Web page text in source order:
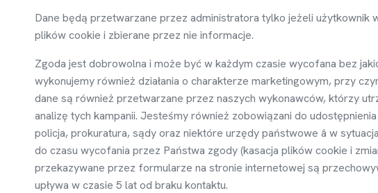
Dane będą przetwarzane przez administratora tylko jeżeli użytkownik
plików cookie i zbierane przez nie informacje.
Zgoda jest dobrowolna i może byćw każdym czasie wycofana bez
wykonujemy również działania o charakterze marketingowym, przy
dane są również przetwarzane przez naszych wykonawców, którzy
analizę tych kampanii. Jesteśmy również zobowiązani do udostę
policja, prokuratura, sądy oraz niektóre urzędy państwowe â w
do czasu wycofania przez Państwa zgody (kasacja plików cookie i
przekazywane przez formularze na stronie internetowej są
upływa w czasie 5 lat od braku kontaktu.